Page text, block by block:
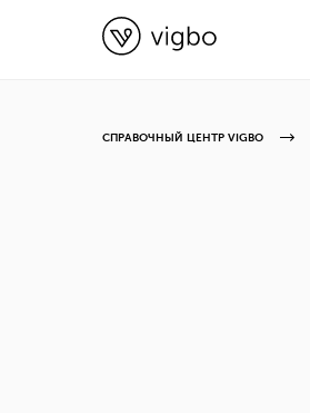
СПРАВОЧНЫЙ ЦЕНТР VIGBO